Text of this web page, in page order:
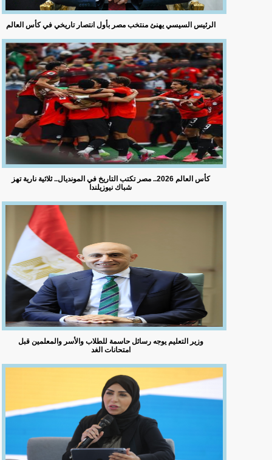
الرئيس السيسي يهنئ منتخب مصر بأول انتصار تاريخي في كأس العالم
كأس العالم 2026.. مصر تكتب التاريخ في المونديال.. ثلاثية نارية تهز
شباك نيوزيلندا
وزير التعليم يوجه رسائل حاسمة للطلاب والأسر والمعلمين قبل
امتحانات الغد